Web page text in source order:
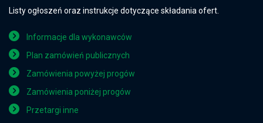
Listy ogłoszeń oraz instrukcje dotyczące składania ofert.
Informacje dla wykonawców
Plan zamówień publicznych
Zamówienia powyżej progów
Zamówienia poniżej progów
Przetargi inne